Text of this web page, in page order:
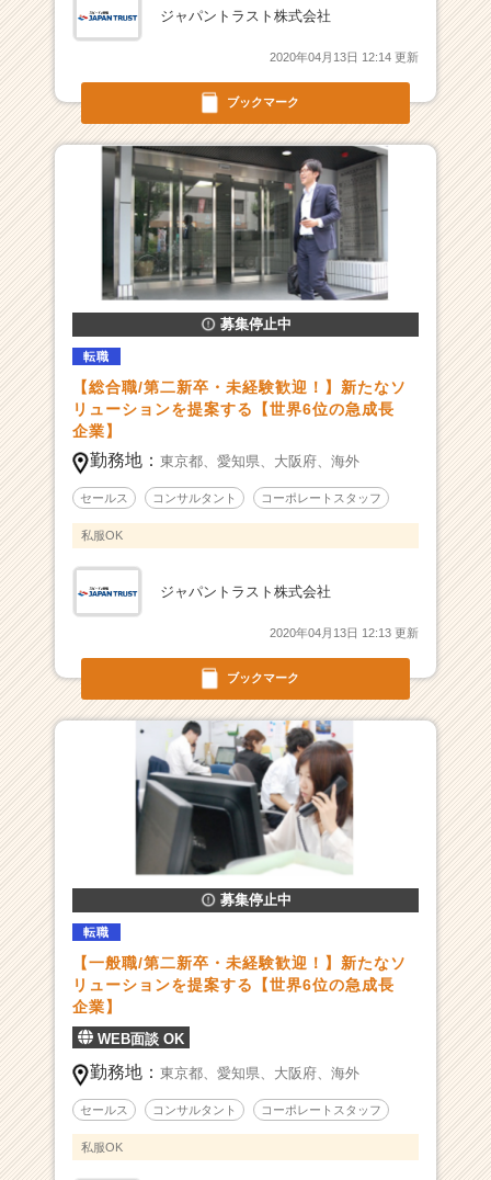
ュ
を
提
案
す
る
|
ベ
ン
成
長
業
か
ら
ト
活
サ
イ
ト
チ
ア
キ
ャ
h
e
r
C
a
r
e
ブックマーク
ジャパントラスト株式会社
2020年04月13日 12:14 更新
ブックマーク
募集停止中
転職
【総合職/第二新卒・未経験歓迎！】新たなソ
リューションを提案する【世界6位の急成長
企業】
勤務地： 東京都、 愛知県、 大阪府、 海外
セールス コンサルタント コーポレートスタッフ
私服OK
ジャパントラスト株式会社
2020年04月13日 12:13 更新
募集停止中
転職
【一般職/第二新卒・未経験歓迎！】新たなソ
リューションを提案する【世界6位の急成長
企業】
WEB面談 OK
勤務地： 東京都、 愛知県、 大阪府、 海外
セールス コンサルタント コーポレートスタッフ
私服OK